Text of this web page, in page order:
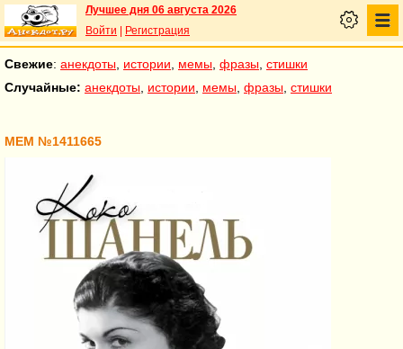
Лучшее дня 06 августа 2026
Войти
Регистрация
Свежие: анекдоты истории мемы фразы стишки
Случайные: анекдоты истории мемы фразы стишки
МЕМ №1411665